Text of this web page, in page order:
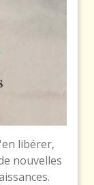
libérer,
nouvelles